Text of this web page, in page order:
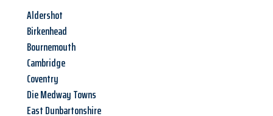
Aldershot
Birkenhead
Bournemouth
Cambridge
Coventry
Die Medway Towns
East Dunbartonshire